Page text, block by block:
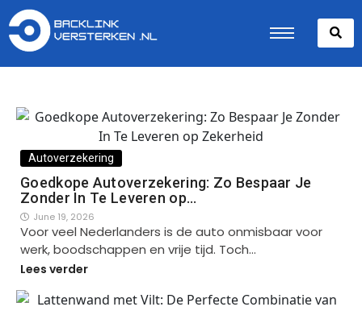
Autoverzekering
Goedkope Autoverzekering: Zo Bespaar Je
Zonder In Te Leveren op…
June 19, 2026
Voor veel Nederlanders is de auto onmisbaar voor
werk, boodschappen en vrije tijd. Toch…
Lees verder